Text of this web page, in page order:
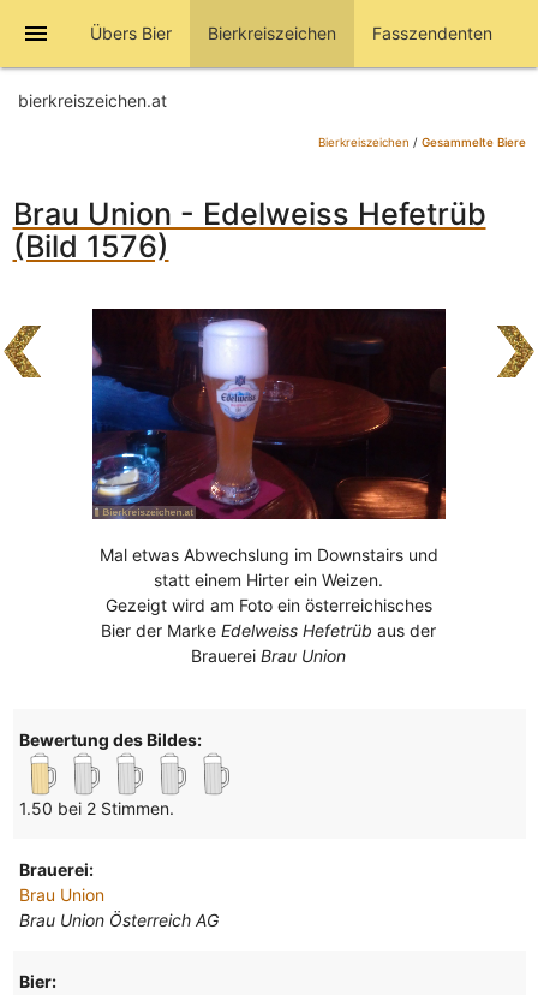
menu Übers Bier Bierkreiszeichen Fasszendenten
bierkreiszeichen.at
Bierkreiszeichen / Gesammelte Biere
Brau Union - Edelweiss Hefetrüb
(Bild 1576)
Mal etwas Abwechslung im Downstairs und
statt einem Hirter ein Weizen.
Gezeigt wird am Foto ein österreichisches
Bier der MarkeEdelweiss Hefetrüb aus der
BrauereiBrau Union
Bewertung des Bildes:
1.50 bei 2 Stimmen.
Brauerei:
Brau Union
Brau Union Österreich AG
Bier: